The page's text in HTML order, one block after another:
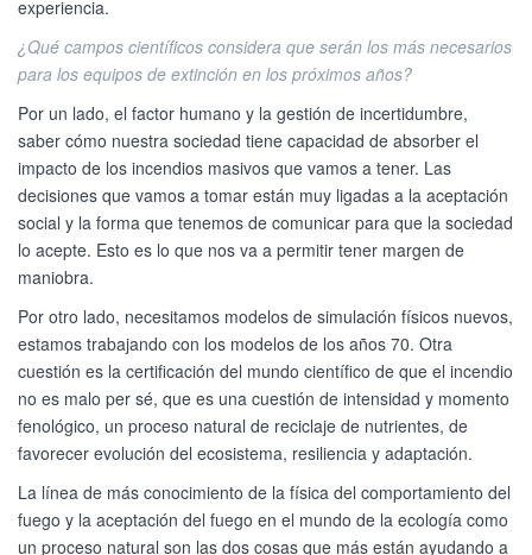
experiencia.
¿Qué campos científicos considera que serán los más necesarios
para los equipos de extinción en los próximos años?
Por un lado, el factor humano y la gestión de incertidumbre,
saber cómo nuestra sociedad tiene capacidad de absorber el
impacto de los incendios masivos que vamos a tener. Las
decisiones que vamos a tomar están muy ligadas a la aceptación
social y la forma que tenemos de comunicar para que la sociedad
lo acepte. Esto es lo que nos va a permitir tener margen de
maniobra.
Por otro lado, necesitamos modelos de simulación físicos nuevos,
estamos trabajando con los modelos de los años 70. Otra
cuestión es la certificación del mundo científico de que el incendio
no es malo per sé, que es una cuestión de intensidad y momento
fenológico, un proceso natural de reciclaje de nutrientes, de
favorecer evolución del ecosistema, resiliencia y adaptación.
La línea de más conocimiento de la física del comportamiento del
fuego y la aceptación del fuego en el mundo de la ecología como
un proceso natural son las dos cosas que más están ayudando a